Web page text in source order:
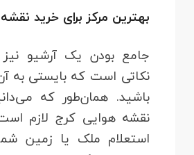
بهترین مرکز برای خرید
جامع بودن یک آرشیو
نکاتی است که بایستی به
باشید. همان‌طور که
نقشه هوایی کرج لازم
استعلام ملک یا زمین